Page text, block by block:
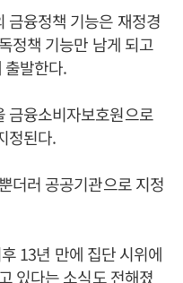
금융정책 기능은 재정경
정책 기능만 남게 되고
출발한다.
금융소비자보호원으로
정된다.
더러 공공기관으로 지정
13년 만에 집단 시위에
있다는 소식도 전해졌